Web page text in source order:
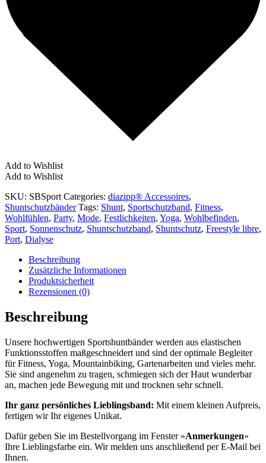
Add to Wishlist
Add to Wishlist
SKU: SBSport Categories: diazipp® Accessoires,
Shuntschutzbänder Tags: Shunt, Sportschutzband, Fitness,
Wohlfühlen, Party, Mode, Festlichkeiten, Yoga, Wohlbefinden,
Sport, Sonnenschutz, Shuntschutzband, Shuntschutz, Freestyle libre,
Port, Dialyse
Beschreibung
Zusätzliche Informationen
Produktsicherheit
Rezensionen (0)
Beschreibung
Unsere hochwertigen Sportshuntbänderwerden aus elastischen
Funktionsstoffen maßgeschneidert und sind der optimale Begleiter
für Fitness, Yoga, Mountainbiking, Gartenarbeiten und vieles mehr.
Sie sind angenehm zu tragen, schmiegen sich der Haut wunderbar
an, machen jede Bewegung mit und trocknen sehr schnell.
Ihr ganz persönliches Lieblingsband: Mit einem kleinen Aufpreis,
fertigen wir Ihr eigenes Unikat.
Dafür geben Sie im Bestellvorgang im Fenster »Anmerkungen«
Ihre Lieblingsfarbe ein. Wir melden uns anschließend per E-Mail bei
Ihnen.